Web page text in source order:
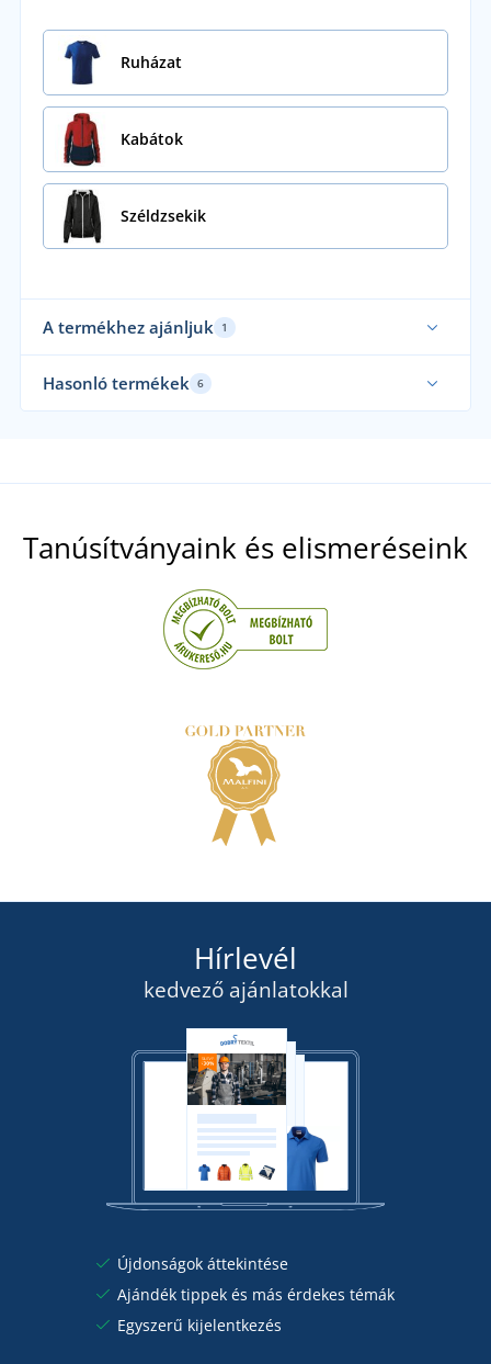
Ruházat
Kabátok
Széldzsekik
A termékhez ajánljuk 1
Könnyű női kifordítható dzseki JN1335
8 NAPON BELÜL
szerdán 19. 8.önnél
Hasonló termékek 6
Férfi széldzseki JN1132
RÉSZLETEK
Tanúsítványaink és elismeréseink
Hírlevél
kedvező ajánlatokkal
Újdonságok áttekintése
Ajándék tippek és más érdekes témák
Egyszerű kijelentkezés